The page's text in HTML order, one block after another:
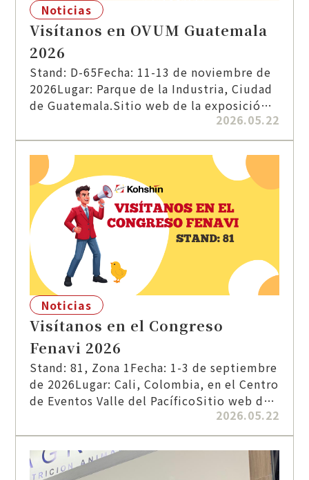
Noticias
Visítanos en OVUM Guatemala
2026
Stand: D-65Fecha: 11-13 de noviembre de
2026Lugar: Parque de la Industria, Ciudad
de Guatemala.Sitio web de la exposición:
2026.05.22
Noticias
Visítanos en el Congreso
Fenavi 2026
Stand: 81, Zona 1Fecha: 1-3 de septiembre
de 2026Lugar: Cali, Colombia, en el Centro
de Eventos Valle del PacíficoSitio web de
la exposición: https://congresofenavi.com/
2026.05.22